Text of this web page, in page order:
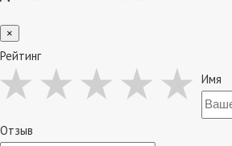
×
Рейтинг
Имя
Отзыв